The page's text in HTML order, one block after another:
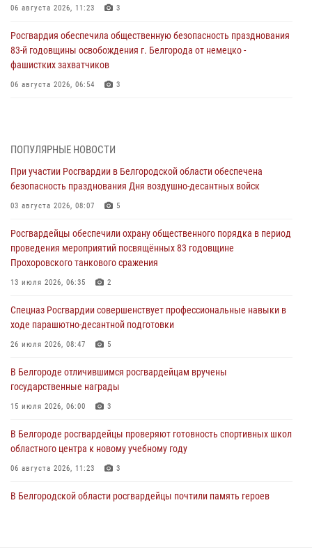
06 августа 2026, 11:23 3
Росгвардия обеспечила общественную безопасность празднования
83-й годовщины освобождения г. Белгорода от немецко -
фашистких захватчиков
06 августа 2026, 06:54 3
05 августа 2026, 17:12 2
Росгвардейцы приняли участие в акции «Волна памяти»,
посвящённой 83‑й годовщине освобождения Белгорода от немецко
‑фашистских захватчиков
Росгвардия призывает белгородских владельцев оружия не
затягивать с перерегистрацией
05 августа 2026, 05:01
Росгвардейцы спасли раненого при атаке FPV-дрона ВСУ жителя
белгородского приграничья
04 августа 2026, 10:43
За неделю белгородские росгвардейцы пресекли свыше 130
правонарушений
04 августа 2026, 06:03
ПОПУЛЯРНЫЕ НОВОСТИ
При участии Росгвардии в Белгородской области обеспечена
безопасность празднования Дня воздушно-десантных войск
03 августа 2026, 08:07 5
Росгвардейцы обеспечили охрану общественного порядка в период
проведения мероприятий посвящённых 83 годовщине
Прохоровского танкового сражения
13 июля 2026, 06:35 2
Спецназ Росгвардии совершенствует профессиональные навыки в
ходе парашютно-десантной подготовки
26 июля 2026, 08:47 5
В Белгороде отличившимся росгвардейцам вручены
государственные награды
15 июля 2026, 06:00 3
В Белгороде росгвардейцы проверяют готовность спортивных школ
областного центра к новому учебному году
06 августа 2026, 11:23 3
В Белгородской области росгвардейцы почтили память героев